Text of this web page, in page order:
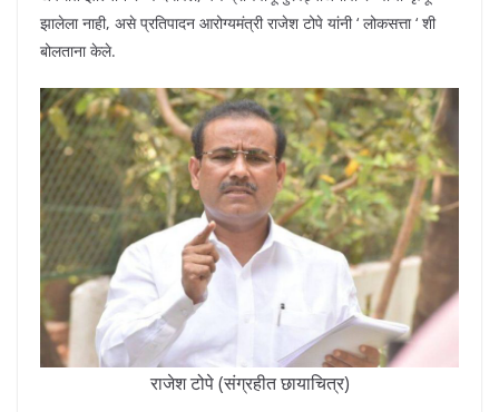
झालेला नाही, असे प्रतिपादन आरोग्यमंत्री राजेश टोपे यांनी ‘ लोकसत्ता ‘ शी
बोलताना केले.
राजेश टोपे (संग्रहीत छायाचित्र)